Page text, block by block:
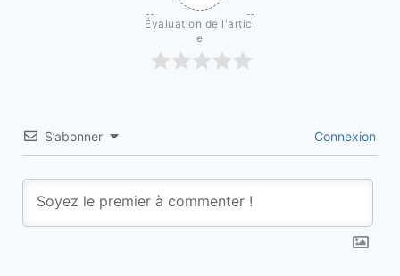
Évaluation de l'articl
e
S’abonner Connexion